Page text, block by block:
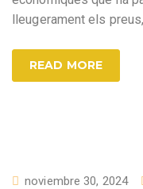
lleugerament els
READ MORE
noviembre 30, 2024